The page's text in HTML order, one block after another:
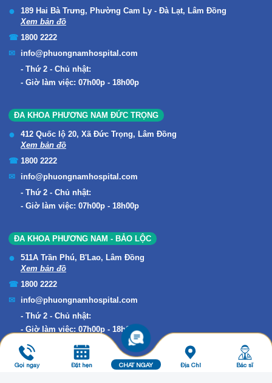
189 Hai Bà Trưng, Phường Cam Ly - Đà Lạt, Lâm Đồng
Xem bản đồ
1800 2222
info@phuongnamhospital.com
Thứ 2 - Chủ nhật:
Giờ làm việc: 07h00p - 18h00p
ĐA KHOA PHƯƠNG NAM ĐỨC TRỌNG
412 Quốc lộ 20, Xã Đức Trọng, Lâm Đồng
Xem bản đồ
1800 2222
info@phuongnamhospital.com
Thứ 2 - Chủ nhật:
Giờ làm việc: 07h00p - 18h00p
ĐA KHOA PHƯƠNG NAM - BẢO LỘC
511A Trần Phú, B'Lao, Lâm Đồng
Xem bản đồ
1800 2222
info@phuongnamhospital.com
Thứ 2 - Chủ nhật:
Giờ làm việc: 07h00p - 18h00p
Copyright © 2019 ĐA KHOA PHƯƠNG NAM. All Rights Reserved.
Gọi ngay Đặt hẹn CHAT NGAY Địa Chỉ Bác sĩ